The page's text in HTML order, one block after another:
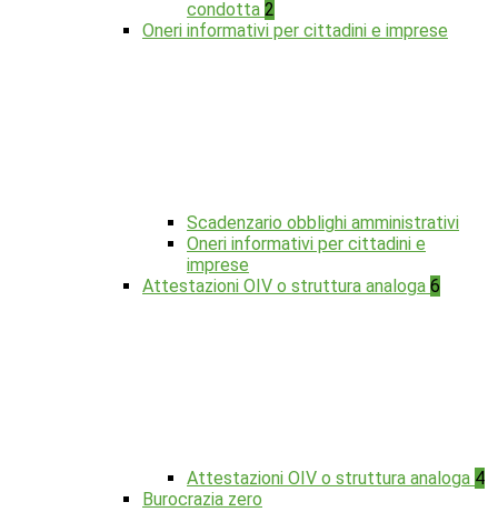
condotta 2
Oneri informativi per cittadini e imprese
Scadenzario obblighi amministrativi
Oneri informativi per cittadini e
imprese
Attestazioni OIV o struttura analoga 6
Attestazioni OIV o struttura analoga 4
Burocrazia zero